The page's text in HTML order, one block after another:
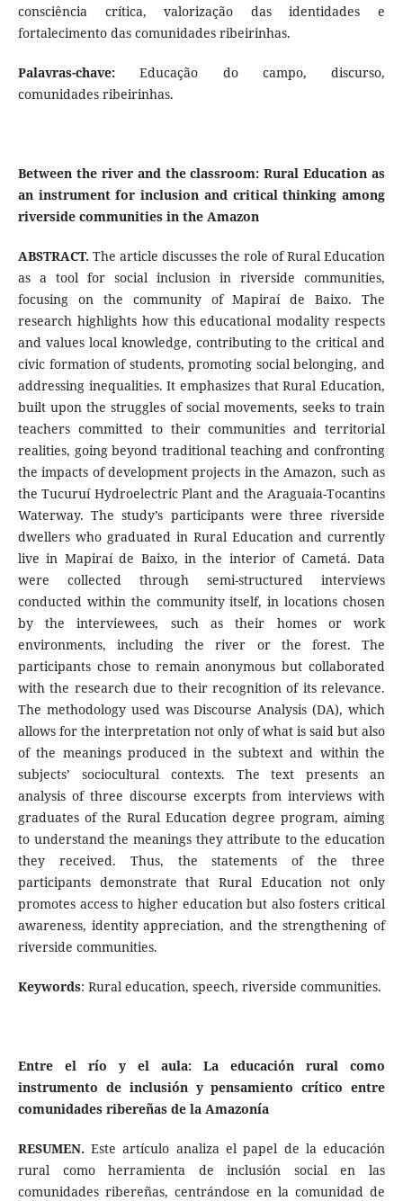
consciência crítica, valorização das identidades e
fortalecimento das comunidades ribeirinhas.
Palavras-chave:Educação do campo, discurso,
comunidades ribeirinhas.
Between the river and the classroom: Rural Education as
an instrument for inclusion and critical thinking among
riverside communities in the Amazon
ABSTRACT. The article discusses the role of Rural Education
as a tool for social inclusion in riverside communities,
focusing on the community of Mapiraí de Baixo. The
research highlights how this educational modality respects
and values local knowledge, contributing to the critical and
civic formation of students, promoting social belonging, and
addressing inequalities. It emphasizes that Rural Education,
built upon the struggles of social movements, seeks to train
teachers committed to their communities and territorial
realities, going beyond traditional teaching and confronting
the impacts of development projects in the Amazon, such as
the Tucuruí Hydroelectric Plant and the Araguaia-Tocantins
Waterway. The study’s participants were three riverside
dwellers who graduated in Rural Education and currently
live in Mapiraí de Baixo, in the interior of Cametá. Data
were collected through semi-structured interviews
conducted within the community itself, in locations chosen
by the interviewees, such as their homes or work
environments, including the river or the forest. The
participants chose to remain anonymous but collaborated
with the research due to their recognition of its relevance.
The methodology used was Discourse Analysis (DA), which
allows for the interpretation not only of what is said but also
of the meanings produced in the subtext and within the
subjects’ sociocultural contexts. The text presents an
analysis of three discourse excerpts from interviews with
graduates of the Rural Education degree program, aiming
to understand the meanings they attribute to the education
they received. Thus, the statements of the three
participants demonstrate that Rural Education not only
promotes access to higher education but also fosters critical
awareness, identity appreciation, and the strengthening of
riverside communities.
Keywords: Rural education, speech, riverside communities.
Entre el río y el aula: La educación rural como
instrumento de inclusión y pensamiento crítico entre
comunidades ribereñas de la Amazonía
RESUMEN.Este artículo analiza el papel de la educación
rural como herramienta de inclusión social en las
comunidades ribereñas, centrándose en la comunidad de